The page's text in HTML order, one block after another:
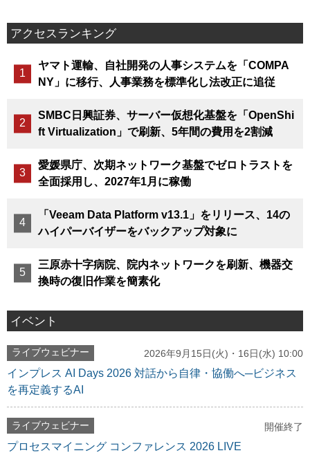
アクセスランキング
ヤマト運輸、自社開発の人事システムを「COMPA
NY」に移行、人事業務を標準化し法改正に追従
SMBC日興証券、サーバー仮想化基盤を「OpenShi
ft Virtualization」で刷新、5年間の費用を2割減
愛媛県庁、次期ネットワーク基盤でゼロトラストを
全面採用し、2027年1月に稼働
「Veeam Data Platform v13.1」をリリース、14の
ハイパーバイザーをバックアップ対象に
三原赤十字病院、院内ネットワークを刷新、機器交
換時の復旧作業を簡素化
イベント
ライブウェビナー 2026年9月15日(火)・16日(水) 10:00
インプレス AI Days 2026 対話から自律・協働へ─ビジネス
を再定義するAI
ライブウェビナー 開催終了
プロセスマイニング コンファレンス 2026 LIVE